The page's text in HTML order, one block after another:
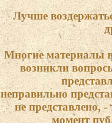
Лучше
Многие материалы
возникли
неправильно
не представлено,
момент